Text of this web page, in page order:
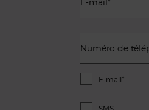
E-mail*
Numéro de
E-mail*